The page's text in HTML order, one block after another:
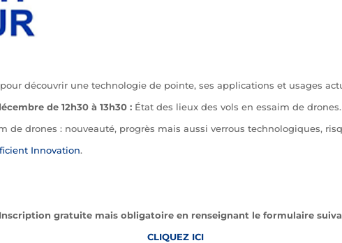
pour découvrir une technologie de pointe, ses applications et usages
de 12h30 à 13h30 : État des lieux des vols en essaim de drones.
de drones : nouveauté, progrès mais aussi verrous technologiques,
Innovation.
Inscription gratuite mais obligatoire en renseignant le formulaire
CLIQUEZ ICI